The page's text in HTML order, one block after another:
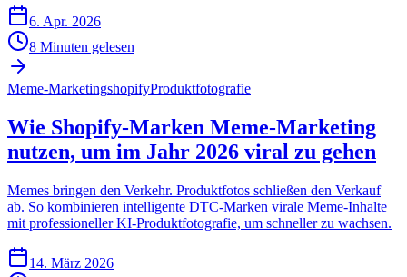
6. Apr. 2026
8 Minuten gelesen
Meme-MarketingshopifyProduktfotografie
Wie Shopify-Marken Meme-Marketing
nutzen, um im Jahr 2026 viral zu gehen
Memes bringen den Verkehr. Produktfotos schließen den Verkauf
ab. So kombinieren intelligente DTC-Marken virale Meme-Inhalte
mit professioneller KI-Produktfotografie, um schneller zu wachsen.
14. März 2026